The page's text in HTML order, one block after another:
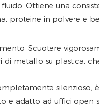
Ottiene una
proteine ​​in polvere e
Scuotere
di metallo su plastica,
silenzioso,
e adatto ad uffici open